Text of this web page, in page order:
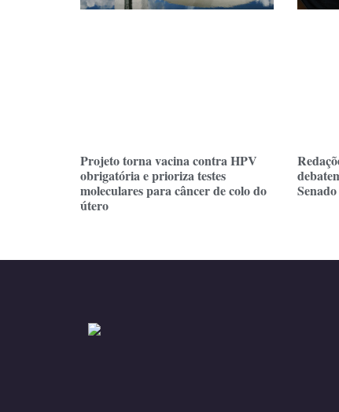
Projeto torna vacina contra HPV
obrigatória e prioriza testes
moleculares para câncer de colo do
útero